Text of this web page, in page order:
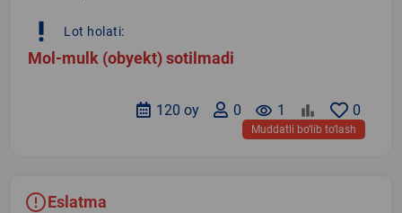
priority_high Lot holati:
Mol-mulk (obyekt) sotilmadi
0
remove_red_eye 1
0
120 oy
Muddatli bo‘lib to‘lash
Eslatma